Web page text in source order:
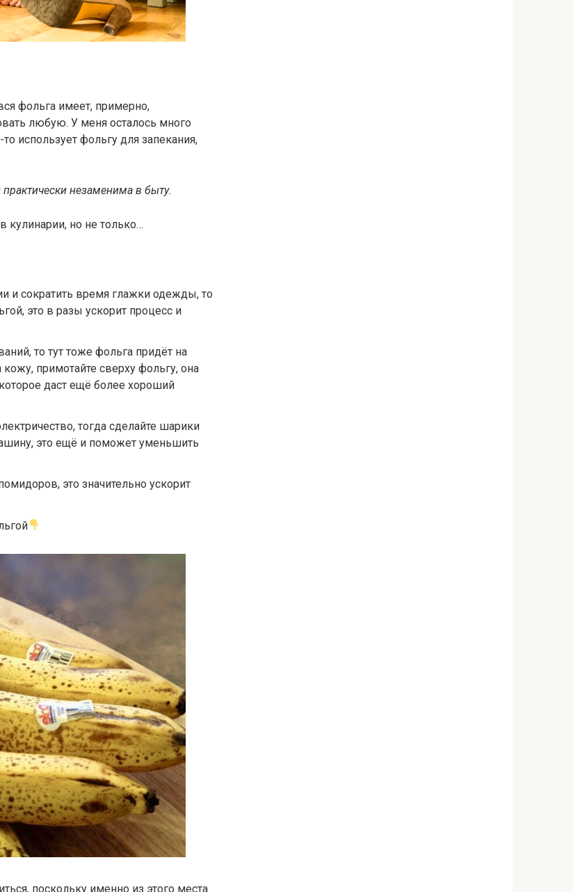
фольга имеет, примерно,
любую. У меня осталось много
использует фольгу для запекания,
незаменима в быту.
но не только…
и сократить время глажки одежды, то
это в разы ускорит процесс и
то тут тоже фольга придёт на
примотайте сверху фольгу, она
даст ещё более хороший
тогда сделайте шарики
это ещё и поможет уменьшить
это значительно ускорит
поскольку именно из этого места